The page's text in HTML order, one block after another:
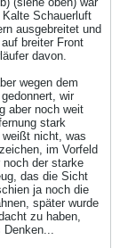
Schauerluft
ausgebreitet und
breiter Front
davon.
wegen dem
wir
aber noch weit
stark
nicht, was
im Vorfeld
der starke
das die Sicht
ja noch die
später wurde
zu haben,